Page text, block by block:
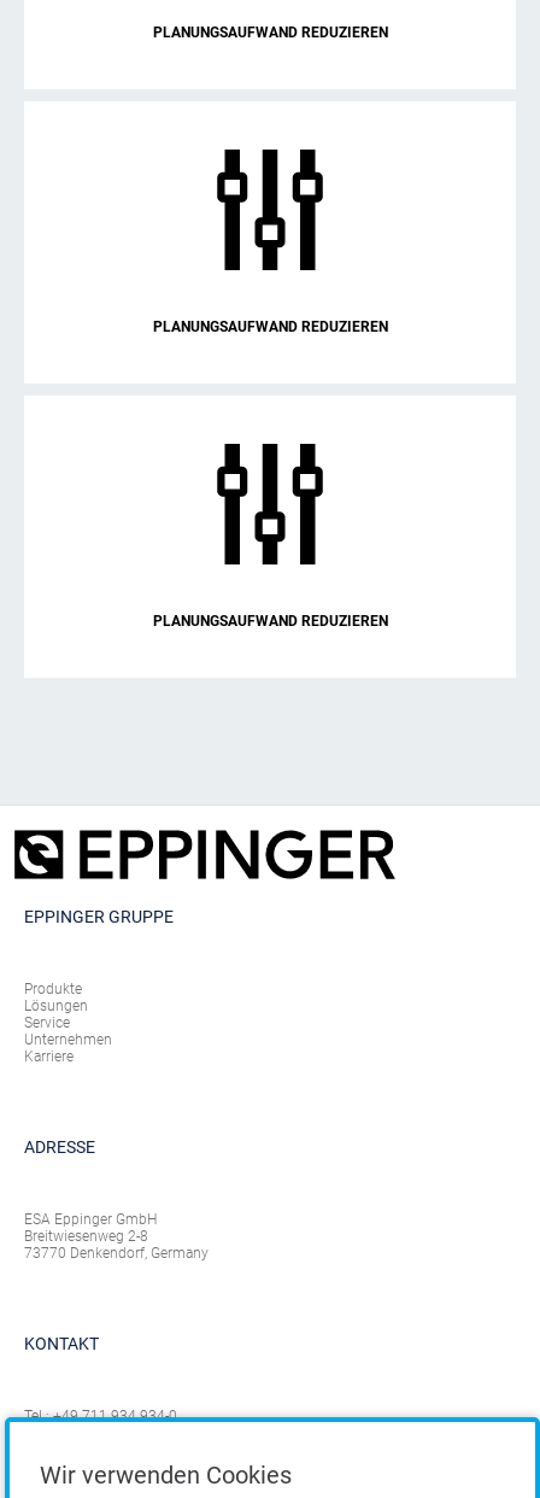
PLANUNGSAUFWAND REDUZIEREN
PLANUNGSAUFWAND REDUZIEREN
PLANUNGSAUFWAND REDUZIEREN
EPPINGER GRUPPE
Produkte
Lösungen
Service
Unternehmen
Karriere
ADRESSE
ESA Eppinger GmbH
Breitwiesenweg 2-8
73770 Denkendorf, Germany
KONTAKT
Tel.:+49 711 934 934-0
Wir verwenden Cookies